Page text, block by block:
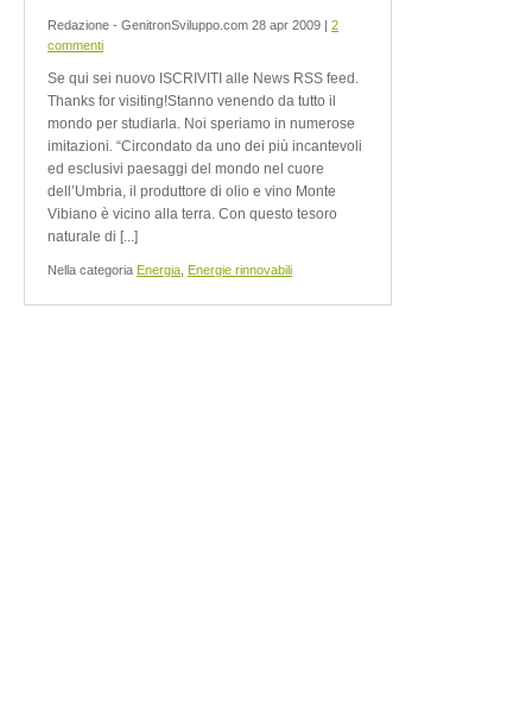
Redazione - GenitronSviluppo.com 28 apr 2009 | 2
commenti
Se qui sei nuovo ISCRIVITI alle News RSS feed.
Thanks for visiting!Stanno venendo da tutto il
mondo per studiarla. Noi speriamo in numerose
imitazioni. “Circondato da uno dei più incantevoli
ed esclusivi paesaggi del mondo nel cuore
dell’Umbria, il produttore di olio e vino Monte
Vibiano è vicino alla terra. Con questo tesoro
naturale di [...]
Nella categoria Energia Energie rinnovabili